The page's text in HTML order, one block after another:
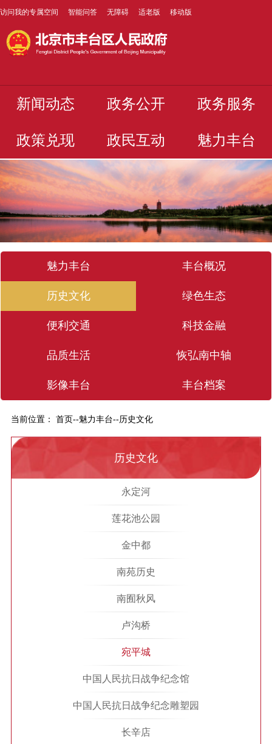
访问我的专属空间 智能问答 无障碍 适老版 移动版
新闻动态 政务公开 政务服务
政策兑现 政民互动 魅力丰台
魅力丰台 丰台概况
历史文化 绿色生态
便利交通 科技金融
品质生活 恢弘南中轴
影像丰台 丰台档案
当前位置： 首页--魅力丰台--历史文化
历史文化
永定河
莲花池公园
金中都
南苑历史
南囿秋风
卢沟桥
宛平城
中国人民抗日战争纪念馆
中国人民抗日战争纪念雕塑园
长辛店